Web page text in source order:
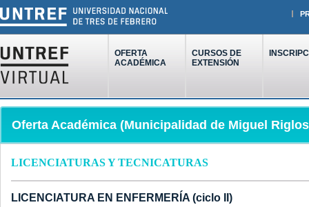
OFERTA
ACADÉMICA
CURSOS DE
EXTENSIÓN
Oferta Académica (Municipalidad de Miguel
LICENCIATURAS Y TECNICATURAS
LICENCIATURA EN ENFERMERÍA (ciclo II)